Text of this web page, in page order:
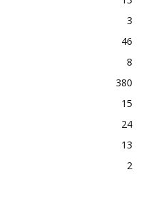
3
46
8
380
15
24
13
2